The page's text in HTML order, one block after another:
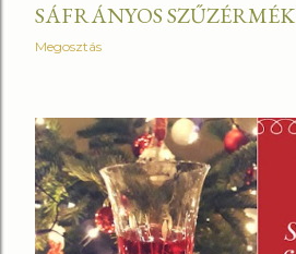
SÁFRÁNYOS SZŰZÉRMÉK
Megosztás